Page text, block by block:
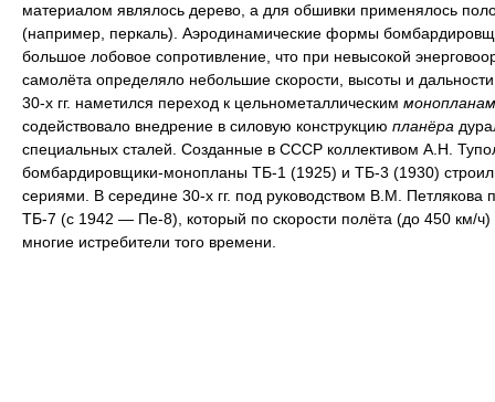
материалом являлось дерево, а для обшивки применялось
(например, перкаль). Аэродинамические формы
большое лобовое сопротивление, что при невысокой
самолёта определяло небольшие скорости, высоты и
30-х гг. наметился переход к цельнометаллическим
содействовало внедрение в силовую конструкцию планёра
специальных сталей. Созданные в СССР коллективом А.Н.
бомбардировщики-монопланы ТБ-1 (1925) и ТБ-3 (1930)
сериями. В середине 30-х гг. под руководством В.М. Петлякова
ТБ-7 (с 1942 — Пе-8), который по скорости полёта (до 450 км/ч)
многие истребители того времени.